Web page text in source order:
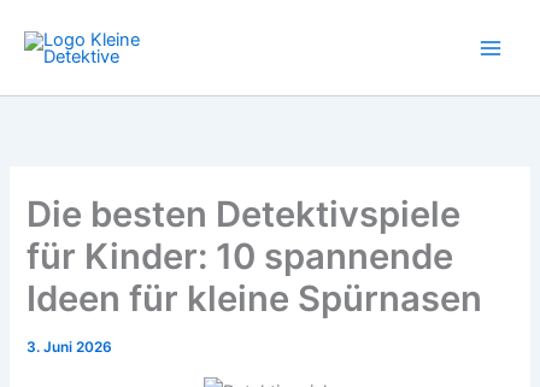
Inhalt
springen
Die besten Detektivspiele
für Kinder: 10 spannende
Ideen für kleine Spürnasen
3. Juni 2026